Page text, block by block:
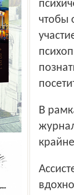
чтобы
В рамках Дня психического здоровья состоялась беседа
Ассистент кафедры психиатрии ЯГМА, один из